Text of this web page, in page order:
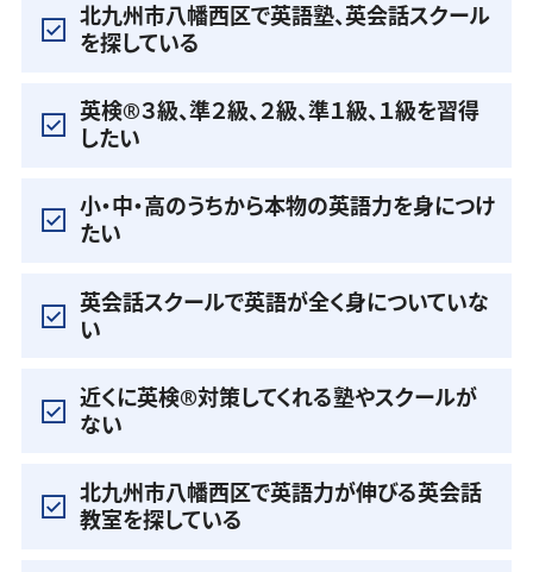
北九州市八幡西区で英語塾、英会話スクール
を探している
英検®️３級、準２級、２級、準１級、１級を習得
したい
小・中・高のうちから本物の英語力を身につけ
たい
英会話スクールで英語が全く身についていな
い
近くに英検®️対策してくれる塾やスクールが
ない
北九州市八幡西区で英語力が伸びる英会話
教室を探している